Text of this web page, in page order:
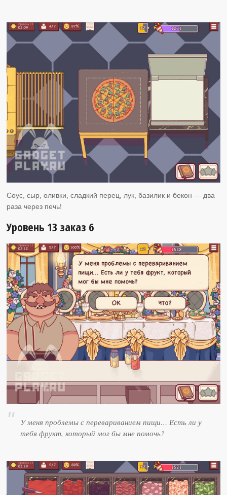
Соус, сыр, оливки, сладкий перец, лук, базилик и бекон — два
раза через печь!
Уровень 13 заказ 6
У меня проблемы с перевариванием пищи… Есть ли у
тебя фрукт, который мог бы мне помочь?